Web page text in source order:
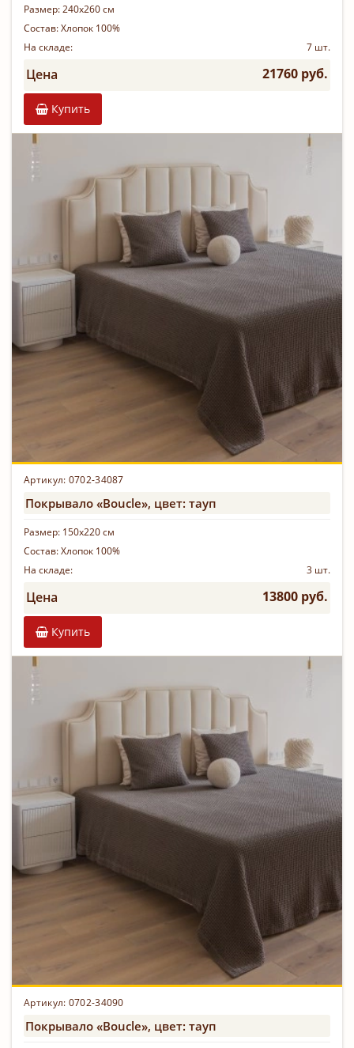
Размер:240х260 см
Состав:Хлопок 100%
На складе:
7 шт.
Цена 21760 руб.
Купить
Артикул: 0702-34087
Покрывало «Boucle», цвет: тауп
Размер: 150х220 см
Состав:Хлопок 100%
На складе:
3 шт.
Цена 13800 руб.
Купить
Артикул: 0702-34090
Покрывало «Boucle», цвет: тауп